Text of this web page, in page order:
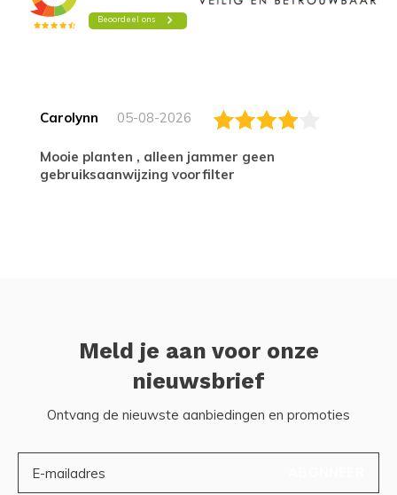
Carolynn 05-08-2026
Mooie planten , alleen jammer geen
gebruiksaanwijzing voorfilter
Meld je aan voor onze
nieuwsbrief
Ontvang de nieuwste aanbiedingen en promoties